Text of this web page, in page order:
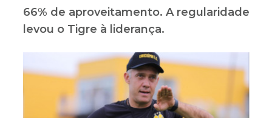
66% de aproveitamento. A regularidade
levou o Tigre à liderança.